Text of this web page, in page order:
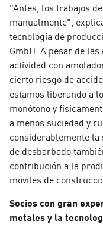
"Antes, los trabajos
manualmente",
tecnología de
GmbH. A pesar de
actividad con
cierto riesgo de
estamos liberando a
monótono y
a menos suciedad y
considerablemente
de desbarbado
contribución a la
móviles de
Socios con gran
metales y la